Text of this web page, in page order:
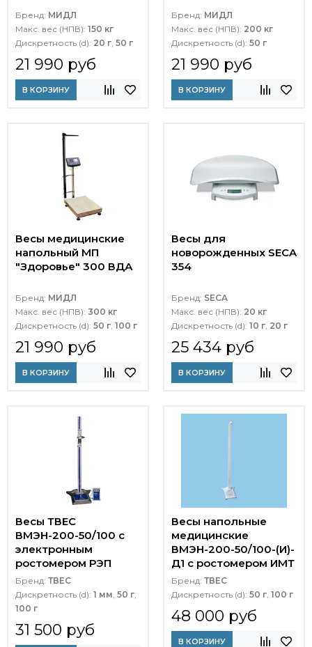
Бренд: МИДЛ
Макс. вес (НПВ): 150 кг
Дискретность (d): 20 г, 50 г
21 990 руб
В КОРЗИНУ
Бренд: МИДЛ
Макс. вес (НПВ): 200 кг
Дискретность (d): 50 г
21 990 руб
В КОРЗИНУ
Весы медицинские
напольный МП
"Здоровье" 300 ВДА
Бренд: МИДЛ
Макс. вес (НПВ): 300 кг
Дискретность (d): 50 г, 100 г
21 990 руб
В КОРЗИНУ
Весы для
новорожденных SECA
354
Бренд: SECA
Макс. вес (НПВ): 20 кг
Дискретность (d): 10 г, 20 г
25 434 руб
В КОРЗИНУ
Весы ТВЕС
ВМЭН-200-50/100 с
электронным
ростомером РЭП
Бренд: ТВЕС
Дискретность (d): 1 мм, 50 г,
100 г
31 500 руб
Весы напольные
медицинские
ВМЭН-200-50/100-(И)-
Д1 с ростомером ИМТ
Бренд: ТВЕС
Дискретность (d): 50 г, 100 г
48 000 руб
В КОРЗИНУ